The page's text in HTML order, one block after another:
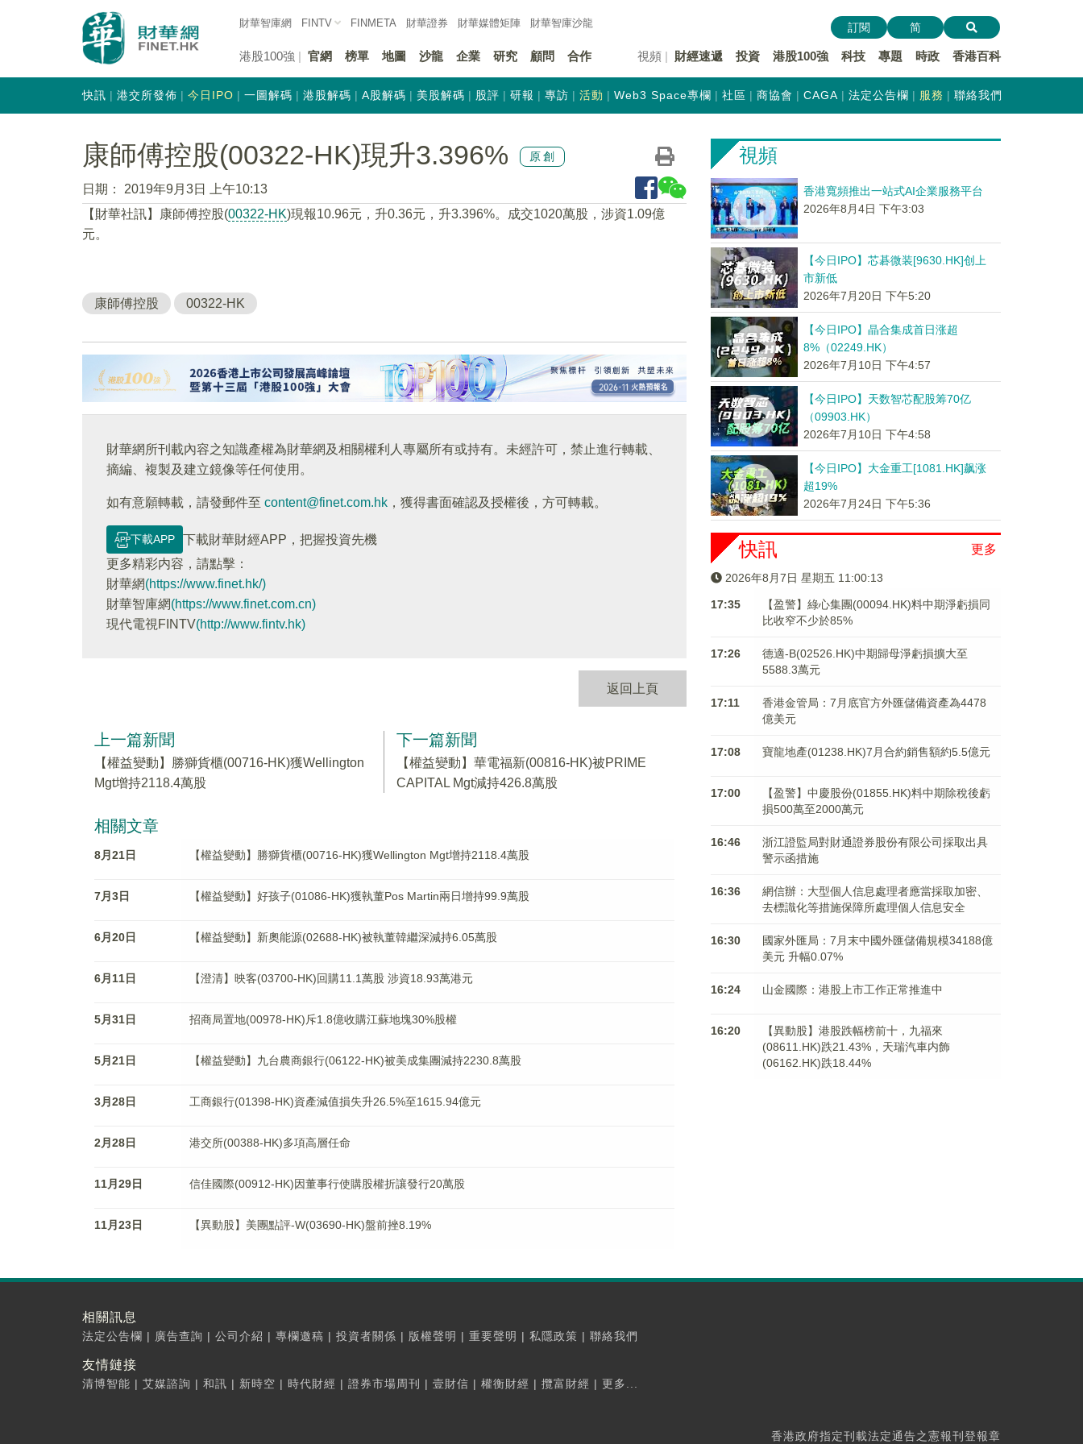
財華智庫網 FINTV FINMETA 財華證券 財華媒體矩陣 財華智庫沙龍
港股100強 官網 榜單 地圖 沙龍 企業 研究 顧問 合作 視頻 財經速遞 投資 港股100強 科技 專題 時政 香港百科
訂閱 简
快訊 港交所發佈 今日IPO 一圖解碼 港股解碼 A股解碼 美股解碼 股評 研報 專訪 活動 Web3 Space專欄 社區 商協會 CAGA 法定公告欄 服務 聯絡我們
康師傅控股(00322-HK)現升3.396% 原創
日期：
2019年9月3日 上午10:13
【財華社訊】康師傅控股(00322-HK)現報10.96元，升0.36元，升3.396%。成交1020萬股，涉資1.09億
元。
康師傅控股 00322-HK
財華網所刊載內容之知識產權為財華網及相關權利人專屬所有或持有。未經許可，禁止進行轉載、
摘編、複製及建立鏡像等任何使用。
如有意願轉載，請發郵件至 content@finet.com.hk ，獲得書面確認及授權後，方可轉載。
下載APP
下載財華財經APP，把握投資先機
更多精彩内容，請點擊：
財華網(https://www.finet.hk/)
財華智庫網(https://www.finet.com.cn)
現代電視FINTV(http://www.fintv.hk)
返回上頁
上一篇新聞
【權益變動】勝獅貨櫃(00716-HK)獲Wellington
Mgt增持2118.4萬股
下一篇新聞
【權益變動】華電福新(00816-HK)被PRIME
CAPITAL Mgt減持426.8萬股
相關文章
8月21日 【權益變動】勝獅貨櫃(00716-HK)獲Wellington Mgt增持2118.4萬股
7月3日 【權益變動】好孩子(01086-HK)獲執董Pos Martin兩日增持99.9萬股
6月20日 【權益變動】新奧能源(02688-HK)被執董韓繼深減持6.05萬股
6月11日 【澄清】映客(03700-HK)回購11.1萬股 涉資18.93萬港元
5月31日 招商局置地(00978-HK)斥1.8億收購江蘇地塊30%股權
5月21日 【權益變動】九台農商銀行(06122-HK)被美成集團減持2230.8萬股
3月28日 工商銀行(01398-HK)資產減值損失升26.5%至1615.94億元
2月28日 港交所(00388-HK)多項高層任命
11月29日 信佳國際(00912-HK)因董事行使購股權折讓發行20萬股
11月23日 【異動股】美團點評-W(03690-HK)盤前挫8.19%
視頻
香港寬頻推出一站式AI企業服務平台
2026年8月4日 下午3:03
【今日IPO】芯碁微装[9630.HK]创上
市新低
2026年7月20日 下午5:20
【今日IPO】晶合集成首日涨超
8%（02249.HK）
2026年7月10日 下午4:57
【今日IPO】天数智芯配股筹70亿
（09903.HK）
2026年7月10日 下午4:58
【今日IPO】大金重工[1081.HK]飙涨
超19%
2026年7月24日 下午5:36
更多
快訊
2026年8月7日 星期五 11:00:14
17:35
【盈警】綠心集團(00094.HK)料中期淨虧損同
比收窄不少於85%
17:26
德適-B(02526.HK)中期歸母淨虧損擴大至
5588.3萬元
17:11
香港金管局：7月底官方外匯儲備資產為4478
億美元
17:08 寶龍地產(01238.HK)7月合約銷售額約5.5億元
17:00
【盈警】中慶股份(01855.HK)料中期除稅後虧
損500萬至2000萬元
16:46
浙江證監局對財通證券股份有限公司採取出具
警示函措施
16:36
網信辦：大型個人信息處理者應當採取加密、
去標識化等措施保障所處理個人信息安全
16:30
國家外匯局：7月末中國外匯儲備規模34188億
美元 升幅0.07%
16:24 山金國際：港股上市工作正常推進中
16:20
【異動股】港股跌幅榜前十，九福來
(08611.HK)跌21.43%，天瑞汽車内飾
(06162.HK)跌18.44%
相關訊息
法定公告欄 | 廣告查詢 | 公司介紹 | 專欄邀稿 | 投資者關係 | 版權聲明 | 重要聲明 | 私隱政策 | 聯絡我們
友情鏈接
清博智能 | 艾媒諮詢 | 和訊 | 新時空 | 時代財經 | 證券市場周刊 | 壹財信 | 權衡財經 | 攬富財經 | 更多...
香港政府指定刊載法定通告之憲報刊登報章